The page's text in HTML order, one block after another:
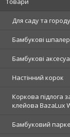
Для саду та городу
Бамбукові
Бамбукові
Настінний корок
Коркова підлога
клейова BazaLux
Бамбуковий